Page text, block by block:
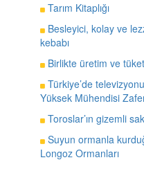
Tarım Kitaplığı
Besleyici, kolay ve
kebabı
Birlikte üretim ve
Türkiye’de
Yüksek Mühendisi
Toroslar’ın gizemli
Suyun ormanla
Longoz Ormanları